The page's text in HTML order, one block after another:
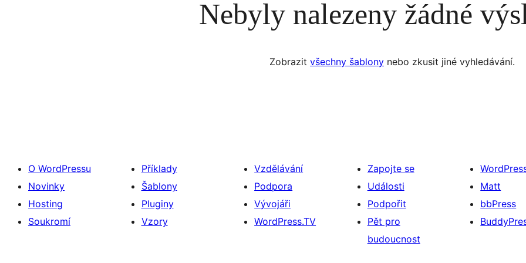
Nebyly nalezeny žádné
Zobrazit všechny šablony nebo zkusit jiné vyhledávání.
O WordPressu
Novinky
Hosting
Soukromí
Příklady
Šablony
Pluginy
Vzory
Vzdělávání
Podpora
Vývojáři
WordPress.TV
Zapojte se
Události
Podpořit
Pět pro
budoucnost
Matt
bbPress